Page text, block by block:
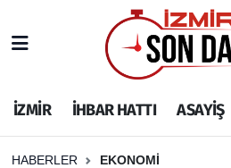
İZMİR İHBAR HATTI ASAYİŞ
HABERLER EKONOMİ
İHBAR HATTI
DEPREM
İzmir Nöbetçi Eczaneler
İzmir Hava Durumu
İzmir Namaz Vakitleri